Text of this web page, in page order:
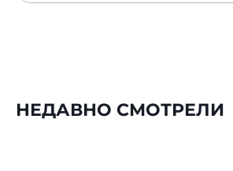
НЕДАВНО СМОТРЕЛИ